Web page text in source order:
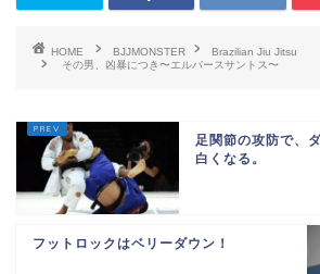
HOME BJJMONSTER
Brazilian Jiu Jitsu
その男、凶暴につき〜エルバースサントス〜
足関節の攻防で、
白くなる。
フットロックはベリーダウン！